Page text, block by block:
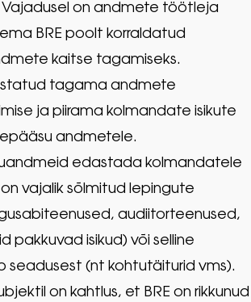
on andmete töötleja
BRE poolt korraldatud
kaitse tagamiseks.
tagama andmete
ja piirama kolmandate isikute
andmetele.
edastada kolmandatele
vajalik sõlmitud lepingute
audiitorteenused,
pakkuvad isikud) või selline
seadusest (nt kohtutäiturid vms).
on kahtlus, et BRE on rikkunud